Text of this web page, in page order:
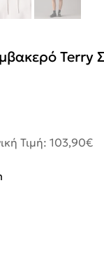
Terry
Τιμή: 103,90€